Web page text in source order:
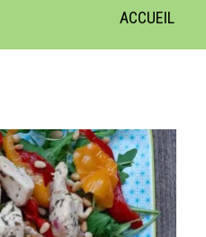
ACCUEIL